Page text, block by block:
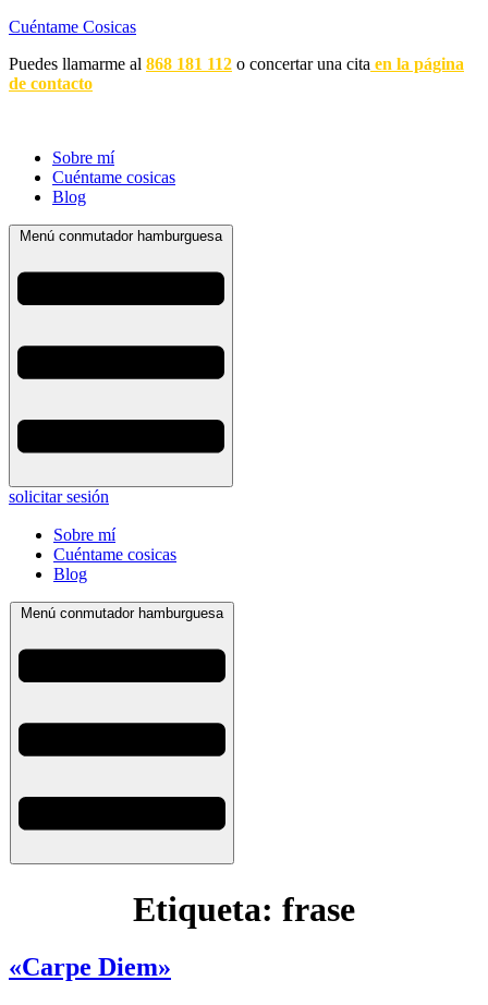
Cuéntame Cosicas
Puedes llamarme al 868 181 112 o concertar una cita en la página
de contacto
Sobre mí
Cuéntame cosicas
Blog
Menú conmutador hamburguesa
solicitar sesión
Sobre mí
Cuéntame cosicas
Blog
Menú conmutador hamburguesa
Etiqueta: frase
«Carpe Diem»